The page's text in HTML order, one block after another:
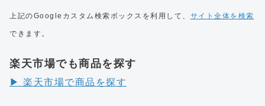
上記のGoogleカスタム検索ボックスを利用して、 サイト全体を検索
できます。
楽天市場でも商品を探す
▶︎ 楽天市場で商品を探す